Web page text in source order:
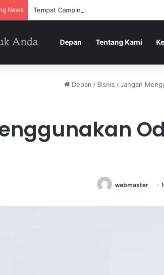
News Tempat Camping Budget-Friendly di
Depan Tentang Kami
Depan / Bisnis /Jangan
webmaster